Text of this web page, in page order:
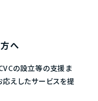
へ
の設立等の支援ま
えしたサービスを提